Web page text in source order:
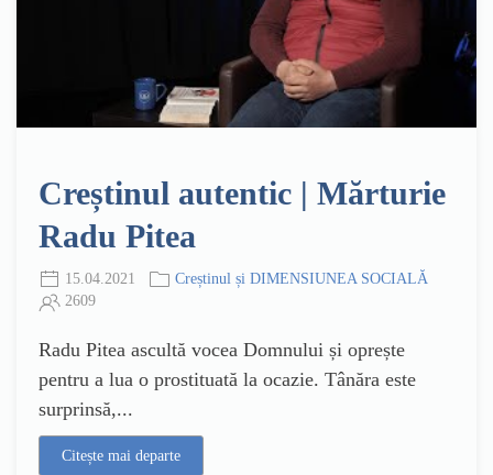
Creștinul autentic | Mărturie
Radu Pitea
15.04.2021
Creștinul și DIMENSIUNEA SOCIALĂ
2609
Radu Pitea ascultă vocea Domnului și oprește
pentru a lua o prostituată la ocazie. Tânăra este
surprinsă,...
Citește mai departe